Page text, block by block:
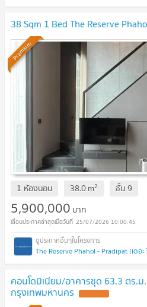
38 Sqm 1 Bed The Reserve
Premium
1 ห้องนอน 38.0m2 ชั้น9
5,900,000 บาท
25/07/2026 10:00:45
The Reserve Phahol - Pradipat (เด
คอนโดมิเนียม/อาคารชุด 63.3 ตร.ม
กรุงเทพมหานคร